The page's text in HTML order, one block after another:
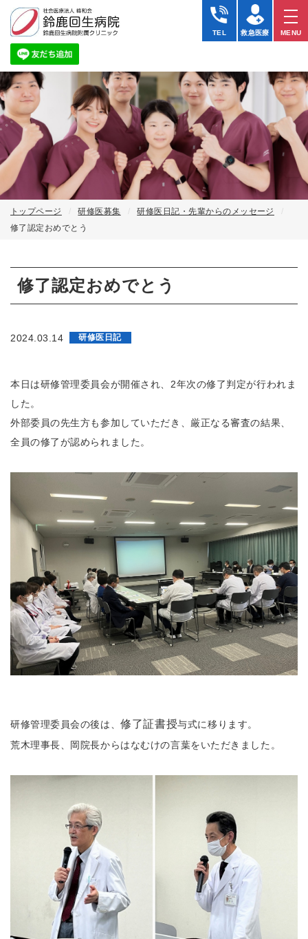
修
了
認
定
お
め
で
と
う
｜
修
医
日
記
｜
社
会
医
峰
和
鹿
院
鹿
回
病
附
リ
ニ
TEL 救急医療 MENU
トップページ 研修医募集
研修医日記・先輩からのメッセージ
修了認定おめでとう
修了認定おめでとう
2024.03.14 研修医日記
本日は研修管理委員会が開催され、2年次の修了判定が行われま
した。
外部委員の先生方も参加していただき、厳正なる審査の結果、
全員の修了が認められました。
研修管理委員会の後は、修了証書授与式に移ります。
荒木理事長、岡院長からはなむけの言葉をいただきました。